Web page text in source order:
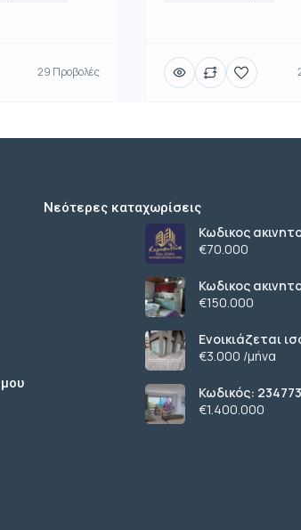
29 Προβολές
Νεότερες καταχωρίσεις
Κωδικος ακινητου
αγροτεμαχιο
Ν.Τριγλιας
€70.000
Κωδικος ακινητου
οικοπεδο με
περιφερειακου
€150.000
Ενοικιάζεται ισόγειο
κατάστημα 200
τ.μ. εξωτερικό
€3.000 /μήνα
Κωδικός:
667 τ.μ.,
€1.400.000